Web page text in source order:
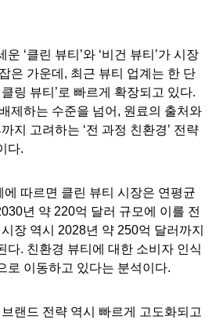
‘클린 뷰티’와 ‘비건 뷰티’가 시장
은 가운데, 최근 뷰티 업계는 한 단
링 뷰티’로 빠르게 확장되고 있다.
제하는 수준을 넘어, 원료의 출처와
지 고려하는 ‘전 과정 친환경’ 전략
다.
따르면 클린 뷰티 시장은 연평균
년 약 220억 달러 규모에 이를 전
장 역시 2028년 약 250억 달러까지
다. 친환경 뷰티에 대한 소비자 인식
로 이동하고 있다는 분석이다.
랜드 전략 역시 빠르게 고도화되고